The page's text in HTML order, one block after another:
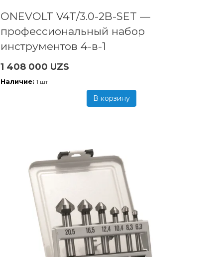
ONEVOLT V4T/3.0-2B-SET —
профессиональный набор
инструментов 4-в-1
1 408 000 UZS
Наличие: 1 шт
В корзину